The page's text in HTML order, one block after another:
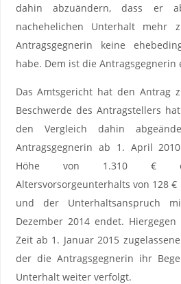
dahin abzuändern, dass er
nachehelichen Unterhalt
Antragsgegnerin keine
habe. Dem ist die Antragsgegnerin
Das Amtsgericht hat den Antrag
Beschwerde des Antragstellers
den Vergleich dahin
Antragsgegnerin ab 1. April
Höhe von 1.310 €
Altersvorsorgeunterhalts von 128
und der Unterhaltsanspruch
Dezember 2014 endet.
Zeit ab 1. Januar 2015
der die Antragsgegnerin ihr
Unterhalt weiter verfolgt.